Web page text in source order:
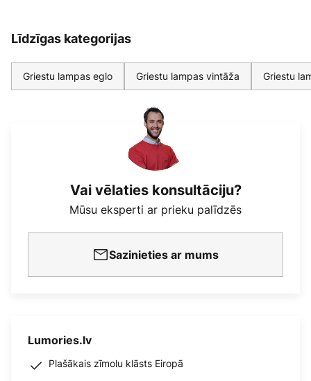
Līdzīgas kategorijas
Griestu lampas eglo Griestu lampas vintāža Griestu
Vai vēlaties konsultāciju?
Mūsu eksperti ar prieku palīdzēs
Sazinieties ar mums
Lumories.lv
Plašākais zīmolu klāsts Eiropā